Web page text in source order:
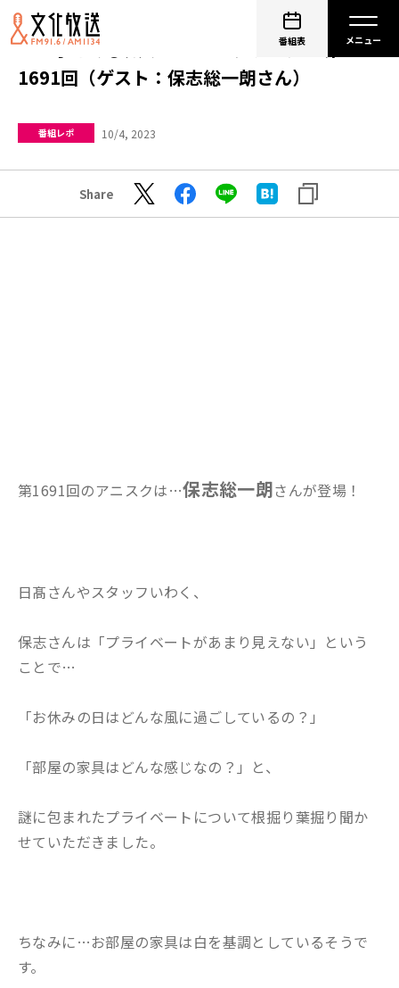
番組表
ノン子とのび太のアニメスクランブル 第
1691回（ゲスト：保志総一朗さん）
番組レポ 10/4, 2023
Share
第1691回のアニスクは…保志総一朗さんが登場！
日髙さんやスタッフいわく、
保志さんは「プライベートがあまり見えない」という
ことで…
「お休みの日はどんな風に過ごしているの？」
「部屋の家具はどんな感じなの？」と、
謎に包まれたプライベートについて根掘り葉掘り聞か
せていただきました。
ちなみに…お部屋の家具は白を基調としているそうで
す。